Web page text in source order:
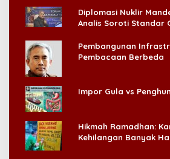
Diplomasi Nuklir
Analis Soroti Standar
Pembangunan
Pembacaan Berbeda
Impor Gula vs
Hikmah Ramadhan:
Kehilangan Banyak